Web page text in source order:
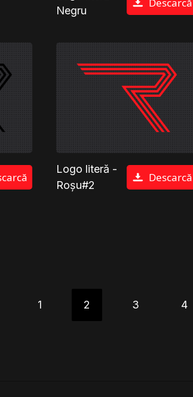
Negru
Logo literă -
Roșu#2
Descarcă
1 2 3 4